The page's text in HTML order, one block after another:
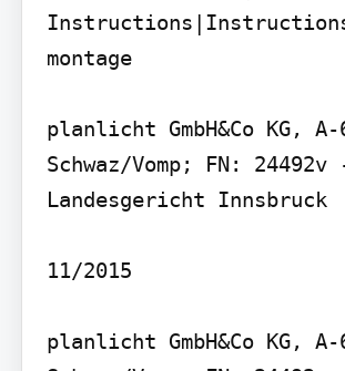
montage
planlicht GmbH&Co KG, A-
Schwaz/Vomp; FN: 24492v
Landesgericht Innsbruck
11/2015
planlicht GmbH&Co KG, A-